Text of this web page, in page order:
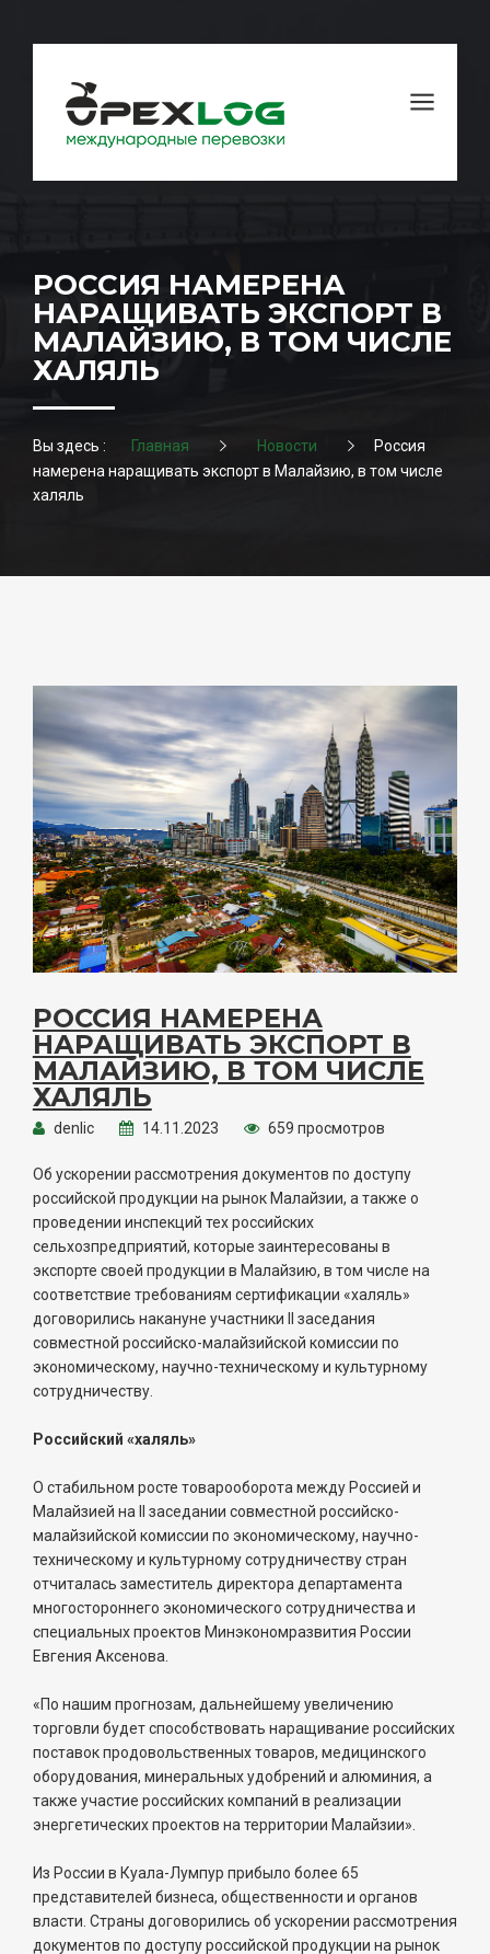
РОССИЯ НАМЕРЕНА
НАРАЩИВАТЬ ЭКСПОРТ В
МАЛАЙЗИЮ, В ТОМ ЧИСЛЕ
ХАЛЯЛЬ
Вы здесь : Главная Новости
Россия
намерена наращивать экспорт в Малайзию, в том числе
халяль
РОССИЯ НАМЕРЕНА
НАРАЩИВАТЬ ЭКСПОРТ В
МАЛАЙЗИЮ, В ТОМ ЧИСЛЕ
ХАЛЯЛЬ
denlic 14.11.2023 659 просмотров
Об ускорении рассмотрения документов по доступу
российской продукции на рынок Малайзии, а также о
проведении инспекций тех российских
сельхозпредприятий, которые заинтересованы в
экспорте своей продукции в Малайзию, в том числе на
соответствие требованиям сертификации «халяль»
договорились накануне участники II заседания
совместной российско-малайзийской комиссии по
экономическому, научно-техническому и культурному
сотрудничеству.
Российский «халяль»
О стабильном росте товарооборота между Россией и
Малайзией на II заседании совместной российско-
малайзийской комиссии по экономическому, научно-
техническому и культурному сотрудничеству стран
отчиталась заместитель директора департамента
многостороннего экономического сотрудничества и
специальных проектов Минэкономразвития России
Евгения Аксенова.
«По нашим прогнозам, дальнейшему увеличению
торговли будет способствовать наращивание российских
поставок продовольственных товаров, медицинского
оборудования, минеральных удобрений и алюминия, а
также участие российских компаний в реализации
энергетических проектов на территории Малайзии».
Из России в Куала-Лумпур прибыло более 65
представителей бизнеса, общественности и органов
власти. Страны договорились об ускорении рассмотрения
документов по доступу российской продукции на рынок